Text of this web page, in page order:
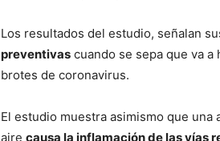
Los resultados del estudio, señalan
preventivas cuando se sepa que va
brotes de coronavirus.
El estudio muestra asimismo que
aire causa la inflamación de las vías